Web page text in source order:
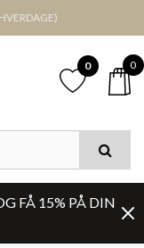
0 0
FÅ 15% PÅ DIN